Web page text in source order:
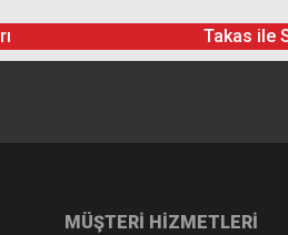
Takas ile
MÜŞTERİ HİZMETLERİ